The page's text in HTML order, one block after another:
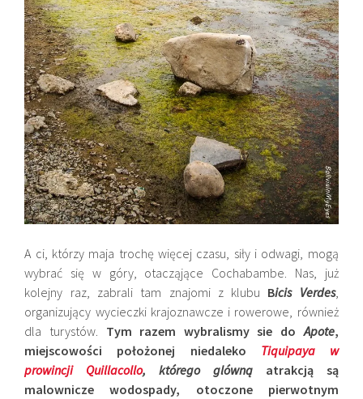
A ci, którzy maja trochę więcej czasu, siły i odwagi, mogą
wybrać się w góry, otacząjące Cochabambe. Nas, już
kolejny raz, zabrali tam znajomi z klubu Bicis Verdes,
organizujący wycieczki krajoznawcze i rowerowe, również
dla turystów. Tym razem wybralismy sie doApote,
miejscowości położonej niedaleko Tiquipaya w
prowincji Quillacollo, którego glównąatrakcją są
malownicze wodospady, otoczone pierwotnym